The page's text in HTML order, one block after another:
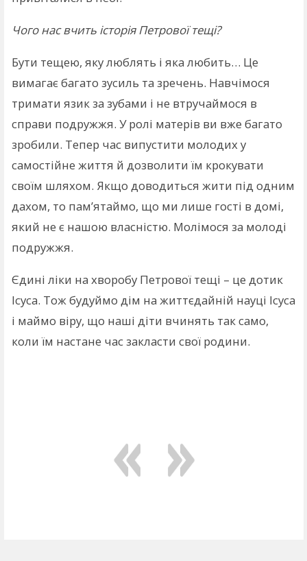
Чого нас вчить історія Петрової тещі?
Бути тещею, яку люблять і яка любить… Це
вимагає багато зусиль та зречень. Навчімося
тримати язик за зубами і не втручаймося в
справи подружжя. У ролі матерів ви вже багато
зробили. Тепер час випустити молодих у
самостійне життя й дозволити їм крокувати
своїм шляхом. Якщо доводиться жити під одним
дахом, то пам’ятаймо, що ми лише гості в домі,
який не є нашою власністю. Молімося за молоді
подружжя.
Єдині ліки на хворобу Петрової тещі – це дотик
Ісуса. Тож будуймо дім на життєдайній науці Ісуса
і маймо віру, що наші діти вчинять так само,
коли їм настане час закласти свої родини.